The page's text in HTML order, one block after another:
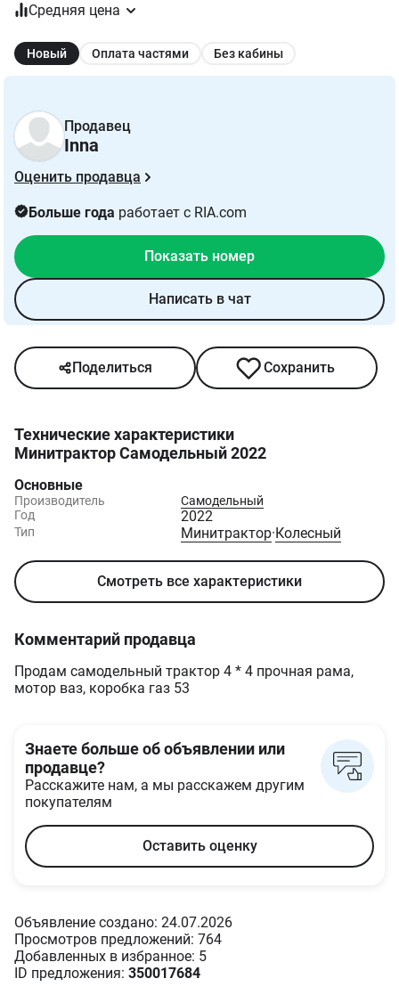
Средняя цена
Новый Оплата частями Без кабины
Продавец
Inna
Оценить продавца
Больше года работает с RIA.com
Показать номер
Написать в чат
Поделиться Сохранить
Технические характеристики
Минитрактор Самодельный 2022
Основные
Производитель
Самодельный
Год
2022
Тип Минитрактор·Колесный
Смотреть все характеристики
Комментарий продавца
Продам самодельный трактор 4 * 4 прочная рама,
мотор ваз, коробка газ 53
Знаете больше об объявлении или
продавце?
Расскажите нам, а мы расскажем другим
покупателям
Оставить оценку
Объявление создано: 24.07.2026
Просмотров предложений: 764
Добавленных в избранное: 5
ID предложения: 350017684